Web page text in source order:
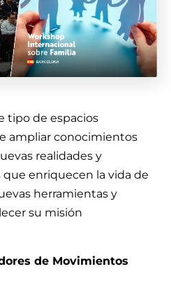
tipo de espacios
ampliar conocimientos
realidades y
enriquecen la vida de
herramientas y
su misión
de Movimientos